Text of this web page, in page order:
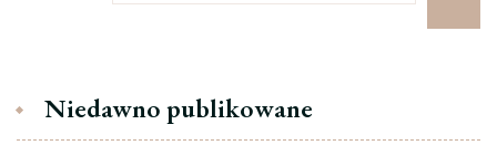
Niedawno publikowane